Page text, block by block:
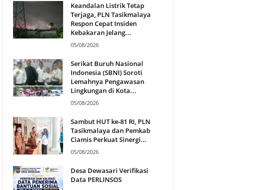
Keandalan Listrik Tetap
Terjaga, PLN Tasikmalaya
Respon Cepat Insiden
Kebakaran Jelang...
05/08/2026
Serikat Buruh Nasional
Indonesia (SBNI) Soroti
Lemahnya Pengawasan
Lingkungan di Kota...
05/08/2026
Sambut HUT ke-81 RI, PLN
Tasikmalaya dan Pemkab
Ciamis Perkuat Sinergi...
05/08/2026
Desa Dewasari Verifikasi
Data PERLINSOS